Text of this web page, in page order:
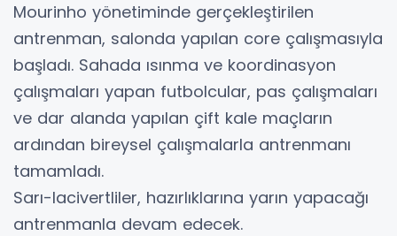
Mourinho yönetiminde gerçekleştirilen
antrenman, salonda yapılan core çalışmasıyla
başladı. Sahada ısınma ve koordinasyon
çalışmaları yapan futbolcular, pas çalışmaları
ve dar alanda yapılan çift kale maçların
ardından bireysel çalışmalarla antrenmanı
tamamladı.
Sarı-lacivertliler, hazırlıklarına yarın yapacağı
antrenmanla devam edecek.